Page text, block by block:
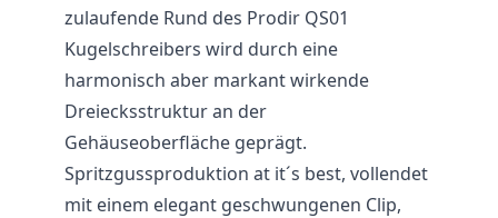
zulaufende Rund des Prodir QS01
Kugelschreibers wird durch eine
harmonisch aber markant wirkende
Dreiecksstruktur an der
Gehäuseoberfläche geprägt.
Spritzgussproduktion at it´s best, vollendet
mit einem elegant geschwungenen Clip,